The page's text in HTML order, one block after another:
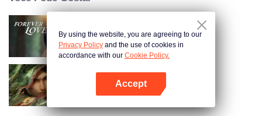
Abra o programa
Amor Eterno
As Espadas
By using the website, you are agreeing to our
Privacy Policy and the use of cookies in
accordance with our Cookie Policy.
Accept